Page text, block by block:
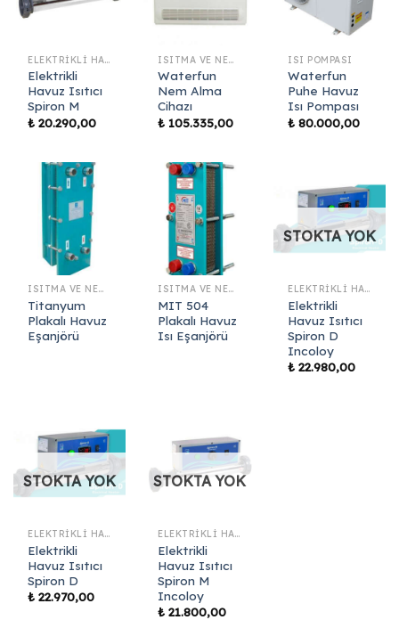
ELEKTRIKLI HAVUZ ISITICI
Elektrikli
Havuz Isıtıcı
Spiron M
₺ 20.290,00
ISITMA VE NEM ALMA SISTEMLERI
Waterfun
Nem Alma
Cihazı
₺ 105.335,00
ISI POMPASI
Waterfun
Puhe Havuz
Isı Pompası
₺ 80.000,00
ISITMA VE NEM ALMA SISTEMLERI
Titanyum
Plakalı Havuz
Eşanjörü
ISITMA VE NEM ALMA SISTEMLERI
MIT 504
Plakalı Havuz
Isı Eşanjörü
STOKTA YOK
ELEKTRIKLI HAVUZ ISITICI
Elektrikli
Havuz Isıtıcı
Spiron D
Incoloy
₺ 22.980,00
STOKTA YOK
ELEKTRIKLI HAVUZ ISITICI
Elektrikli
Havuz Isıtıcı
Spiron D
₺ 22.970,00
STOKTA YOK
ELEKTRIKLI HAVUZ ISITICI
Elektrikli
Havuz Isıtıcı
Spiron M
Incoloy
₺ 21.800,00